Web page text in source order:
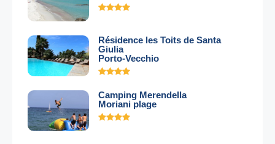
Résidence les Toits de Santa
Giulia
Porto-Vecchio
Camping Merendella
Moriani plage